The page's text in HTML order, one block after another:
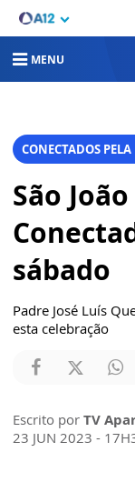
MENU
CONECTADOS PELA
São
sábado
Padre José Luís
esta celebração
Escrito por TV
23 JUN 2023 -